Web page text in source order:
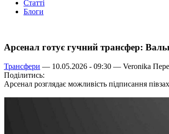
Статті
Блоги
Арсенал готує гучний трансфер:
Трансфери — 10.05.2026 - 09:30 — Veronika
Поділитись:
Арсенал розглядає можливість підписання